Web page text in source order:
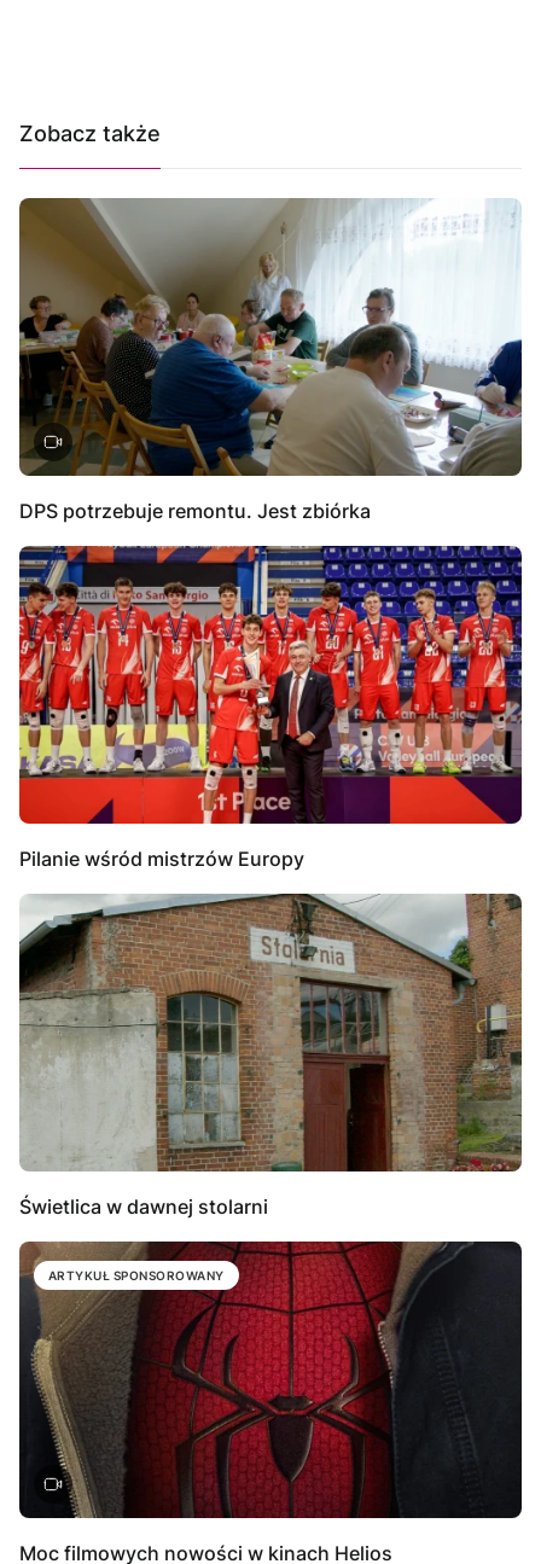
Zobacz także
DPS potrzebuje remontu. Jest zbiórka
Pilanie wśród mistrzów Europy
Świetlica w dawnej stolarni
ARTYKUŁ SPONSOROWANY
Moc filmowych nowości w kinach Helios